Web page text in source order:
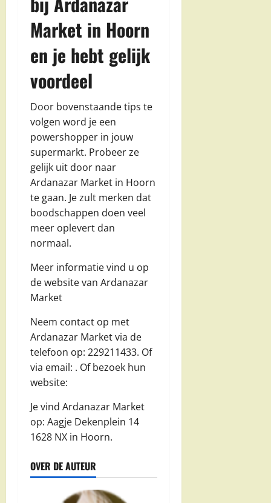
Market in Hoorn
en je hebt gelijk
voordeel
Door bovenstaande tips te
volgen word je een
powershopper in jouw
supermarkt. Probeer ze
gelijk uit door naar
Ardanazar Market in Hoorn
te gaan. Je zult merken dat
boodschappen doen veel
meer oplevert dan
normaal.
Meer informatie vind u op
de website van Ardanazar
Market
Neem contact op met
Ardanazar Market via de
telefoon op: 229211433. Of
via email: . Of bezoek hun
website:
Je vind Ardanazar Market
op: Aagje Dekenplein 14
1628 NX in Hoorn.
OVER DE AUTEUR